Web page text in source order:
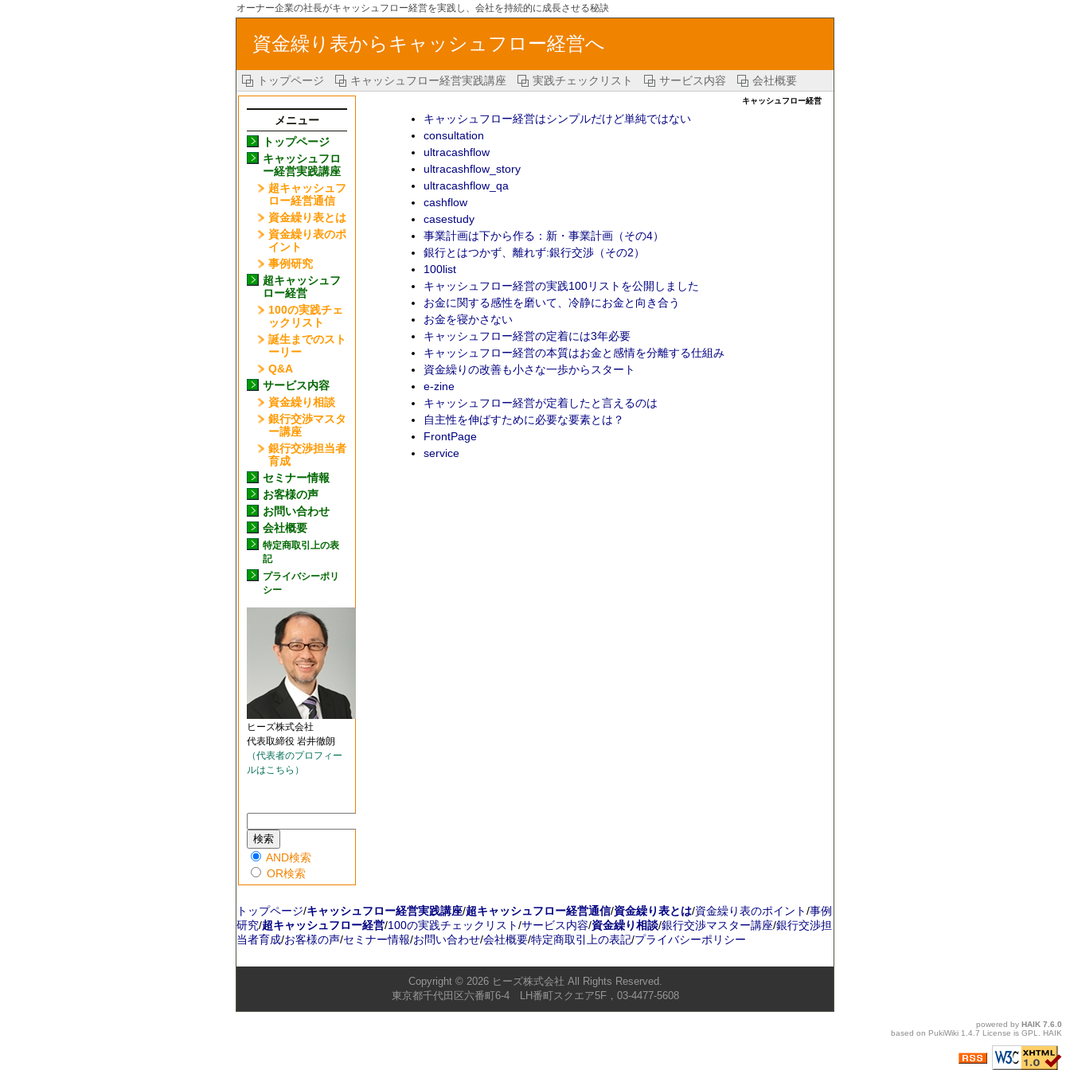
オーナー企業の社長がキャッシュフロー経営を実践し、会社を持続的に成長させる秘訣
資金繰り表からキャッシュフロー経営へ
トップページ キャッシュフロー経営実践講座 実践チェックリスト サービス内容 会社概要
キャッシュフロー経営
キャッシュフロー経営はシンプルだけど単純ではない
consultation
ultracashflow
ultracashflow_story
ultracashflow_qa
cashflow
casestudy
事業計画は下から作る：新・事業計画（その4）
銀行とはつかず、離れず:銀行交渉（その2）
100list
キャッシュフロー経営の実践100リストを公開しました
お金に関する感性を磨いて、冷静にお金と向き合う
お金を寝かさない
キャッシュフロー経営の定着には3年必要
キャッシュフロー経営の本質はお金と感情を分離する仕組み
資金繰りの改善も小さな一歩からスタート
e-zine
キャッシュフロー経営が定着したと言えるのは
自主性を伸ばすために必要な要素とは？
FrontPage
service
メニュー
トップページ
キャッシュフロ
ー経営実践講座
超キャッシュフ
ロー経営通信
資金繰り表とは
資金繰り表のポ
イント
事例研究
超キャッシュフ
ロー経営
100の実践チェ
ックリスト
誕生までのスト
ーリー
Q&A
サービス内容
資金繰り相談
銀行交渉マスタ
ー講座
銀行交渉担当者
育成
セミナー情報
お客様の声
お問い合わせ
会社概要
特定商取引上の表
記
プライバシーポリ
シー
ヒーズ株式会社
代表取締役 岩井徹朗
（代表者のプロフィー
ルはこちら）
AND検索
OR検索
トップページ/キャッシュフロー経営実践講座/超キャッシュフロー経営通信/資金繰り表とは/資金繰り表のポイント/事例
研究/超キャッシュフロー経営/100の実践チェックリスト/サービス内容/資金繰り相談/銀行交渉マスター講座/銀行交渉担
当者育成/お客様の声/セミナー情報/お問い合わせ/会社概要/特定商取引上の表記/プライバシーポリシー
Copyright © 2026 ヒーズ株式会社 All Rights Reserved.
東京都千代田区六番町6-4 LH番町スクエア5F，03-4477-5608
powered by HAIK 7.6.0
based on PukiWiki 1.4.7 License is GPL HAIK